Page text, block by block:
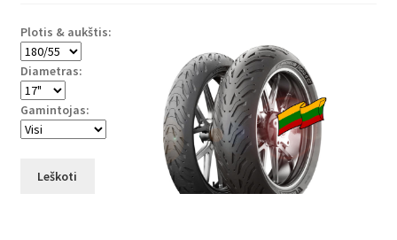
Plotis & aukštis:
Diametras:
Gamintojas:
Leškoti